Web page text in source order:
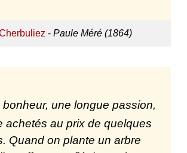
-Paule Méré (1864)
bonheur, une longue passion,
achetés au prix de quelques
Quand on plante un arbre